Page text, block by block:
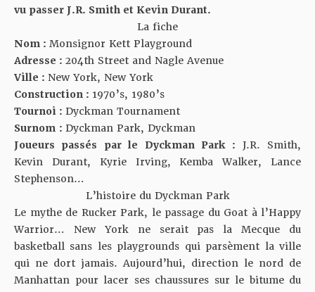
vu passer J.R. Smith et Kevin Durant.
La fiche
Nom : Monsignor Kett Playground
Adresse : 204th Street and Nagle Avenue
Ville : New York, New York
Construction : 1970’s, 1980’s
Tournoi : Dyckman Tournament
Surnom : Dyckman Park, Dyckman
Joueurs passés par le Dyckman Park : J.R. Smith,
Kevin Durant, Kyrie Irving, Kemba Walker, Lance
Stephenson…
L’histoire du Dyckman Park
Le mythe de Rucker Park, le passage du Goat à l’Happy
Warrior… New York ne serait pas la Mecque du
basketball sans les playgrounds qui parsèment la ville
qui ne dort jamais. Aujourd’hui, direction le nord de
Manhattan pour lacer ses chaussures sur le bitume du